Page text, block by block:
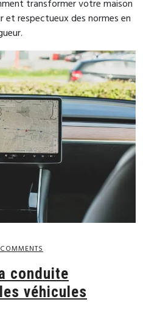
transformer votre maison
et respectueux des normes en
conduite
véhicules